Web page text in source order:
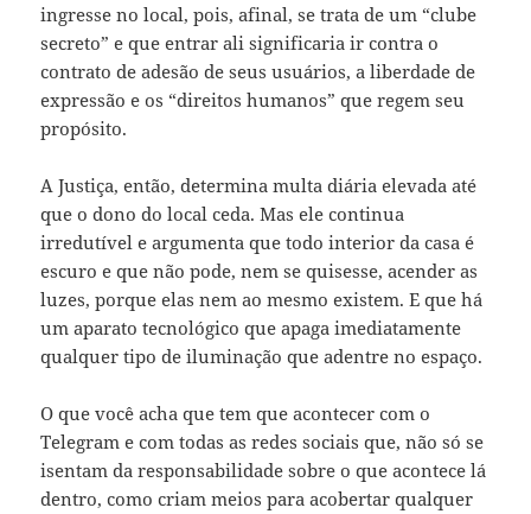
ingresse no local, pois, afinal, se trata de um “clube
secreto” e que entrar ali significaria ir contra o
contrato de adesão de seus usuários, a liberdade de
expressão e os “direitos humanos” que regem seu
propósito.
A Justiça, então, determina multa diária elevada até
que o dono do local ceda. Mas ele continua
irredutível e argumenta que todo interior da casa é
escuro e que não pode, nem se quisesse, acender as
luzes, porque elas nem ao mesmo existem. E que há
um aparato tecnológico que apaga imediatamente
qualquer tipo de iluminação que adentre no espaço.
O que você acha que tem que acontecer com o
Telegram e com todas as redes sociais que, não só se
isentam da responsabilidade sobre o que acontece lá
dentro, como criam meios para acobertar qualquer